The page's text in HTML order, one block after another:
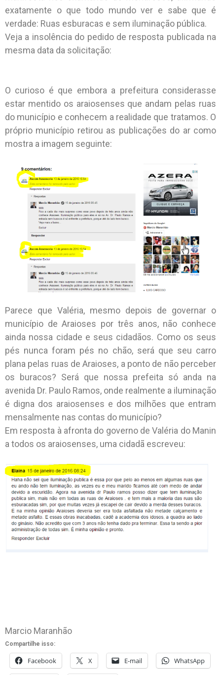
exatamente o que todo mundo ver e sabe que é
verdade: Ruas esburacas e sem iluminação pública.
Veja a insolência do pedido de resposta publicada na
mesma data da solicitação:
O curioso é que embora a prefeitura considerasse
estar mentido os araiosenses que andam pelas ruas
do município e conhecem a realidade que tratamos. O
próprio município retirou as publicações do ar como
mostra a imagem seguinte:
Parece que Valéria, mesmo depois de governar o
município de Araioses por três anos, não conhece
ainda nossa cidade e seus cidadãos. Como os seus
pés nunca foram pés no chão, será que seu carro
plana pelas ruas de Araioses, a ponto de não perceber
os buracos? Será que nossa prefeita só anda na
avenida Dr. Paulo Ramos, onde realmente a iluminação
é digna dos araiosenses e dos milhões que entram
mensalmente nas contas do município?
Em resposta à afronta do governo de Valéria do Manin
a todos os araiosenses, uma cidadã escreveu:
Marcio Maranhão
Compartilhe isso:
Facebook X E-mail WhatsApp